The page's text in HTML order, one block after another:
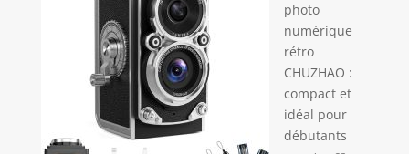
photo
numérique
rétro
CHUZHAO :
compact et
idéal pour
débutants